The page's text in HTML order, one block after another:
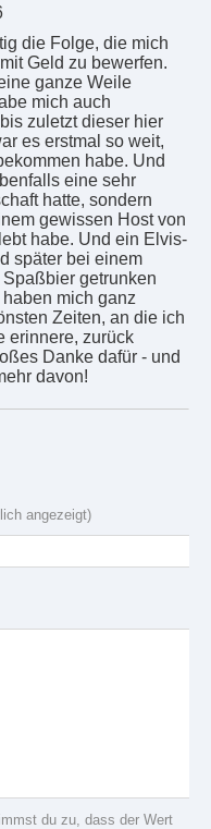
die Folge, die mich
Geld zu bewerfen.
ganze Weile
mich auch
zuletzt dieser hier
es erstmal so weit,
habe. Und
eine sehr
hatte, sondern
gewissen Host von
habe. Und ein Elvis-
später bei einem
getrunken
mich ganz
Zeiten, an die ich
erinnere, zurück
Danke dafür - und
davon!
angezeigt)
du zu, dass der Wert